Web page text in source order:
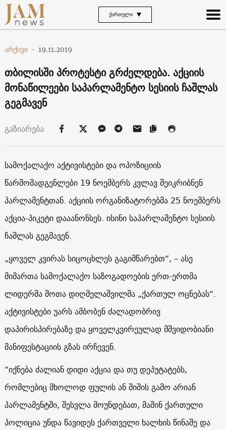
ᲥᲐᲠᲗᲣᲚᲘ
არქივი - 19.11.2019
თბილისში პროტესტი გრძელდება. აქციის
მონაწილეები საპარლამენტო სესიის ჩაშლას
გეგმავენ
გაზიარება
სამოქალაქო აქტივისტები და ოპოზიციის
წარმომადგენლები 19 ნოემბერს კვლავ შეიკრიბნენ
პარლამენტთან. აქციის ორგანიზატორებმა 25 ნოემბერს
აქცია-პიკეტი დააანონსეს. ისინი საპარლამენტო სესიის
ჩაშლას გეგმავენ.
„ყოველ კვირას სიცოცხლეს გაგიმწარებთ“, – ასე
მიმართა სამოქალაქო საზოგადოების ერთ-ერთმა
ლიდერმა შოთა დიღმელაშვილმა „ქართულ ოცნებას“.
აქტივისტები უარს ამბობენ ძალადობრივ
დაპირისპირებაზე და ყოველკვირეულად მშვიდობიანი
მანიფესტაციის გზას ირჩევენ.
“იქნება ძალიან დიდი აქცია და თუ დეპუტატებს,
რომლებიც მხოლოდ ფულის ან შიშის გამო არიან
პარლამენტში, შესვლა მოუნდებათ, მაშინ ქართული
პოლიცია უნდა წავიდეს ქართველი ხალხის წინაშე და